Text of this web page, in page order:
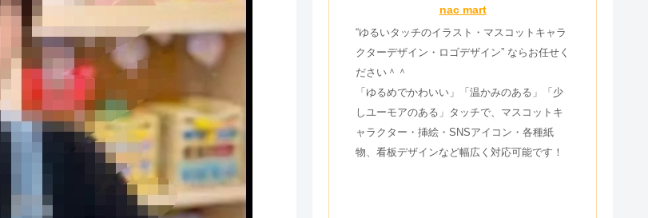
nac mart
“ゆるいタッチのイラスト・マスコットキャラ
クターデザイン・ロゴデザイン” ならお任せく
ださい＾＾
「ゆるめでかわいい」「温かみのある」「少
しユーモアのある」タッチで、マスコットキ
ャラクター・挿絵・SNSアイコン・各種紙
物、看板デザインなど幅広く対応可能です！